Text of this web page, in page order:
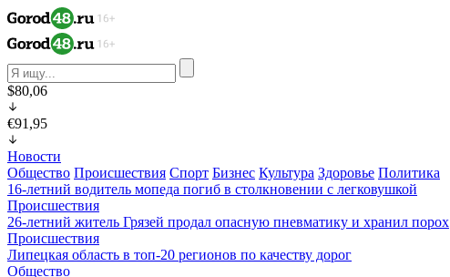
$80,06
€91,95
Новости
Общество Происшествия Спорт Бизнес Культура Здоровье Политика
16-летний водитель мопеда погиб в столкновении с легковушкой
Происшествия
26-летний житель Грязей продал опасную пневматику и хранил порох
Происшествия
Липецкая область в топ-20 регионов по качеству дорог
Общество